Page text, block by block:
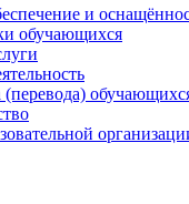
и
обучающихся